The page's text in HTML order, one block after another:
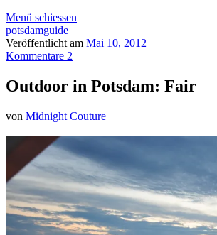
Menü schiessen
potsdamguide
Veröffentlicht am Mai 10, 2012
Kommentare 2
Outdoor in Potsdam: Fair
von Midnight Couture